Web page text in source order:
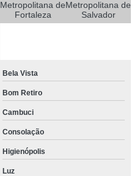
Metropolitana de
Fortaleza
Metropolitana de
Salvador
Bela Vista
Bom Retiro
Cambuci
Consolação
Higienópolis
Luz